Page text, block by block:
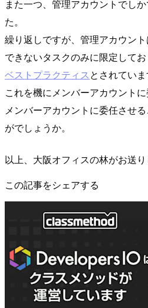
また一つ、管理アカウントでし
た。
繰り返しですが、管理アカウン
できないタスクのみに限定して
ベストプラクティスとされていま
これを機にメンバーアカウントに
メンバーアカウントに委任させ
がでしょうか。
以上、大阪オフィスの林がお送り
この記事をシェアする